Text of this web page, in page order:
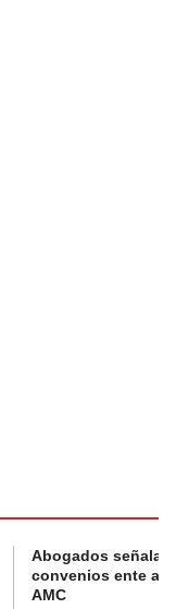
Abogados
convenios ente
AMC